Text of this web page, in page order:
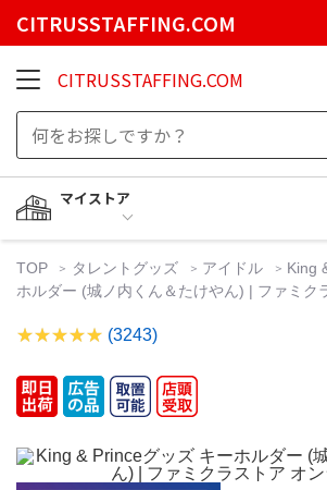
CITRUSSTAFFING.COM
CITRUSSTAFFING.COM
マイストア
TOP タレントグッズ アイドル
King
ホルダー (城ノ内くん＆たけやん) | ファミク
(3243)